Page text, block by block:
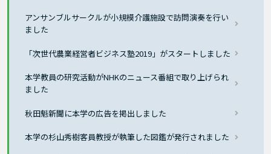
アンサンブルサークルが小規模介護施設で訪問演奏を行い
ました
「次世代農業経営者ビジネス塾2019」がスタートしました
本学教員の研究活動がNHKのニュース番組で取り上げられ
ました
秋田魁新聞に本学の広告を掲出しました
本学の杉山秀樹客員教授が執筆した図鑑が発行されました